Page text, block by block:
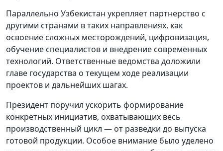
Параллельно Узбекистан укрепляет партнерство с
другими странами в таких направлениях, как
освоение сложных месторождений, цифровизация,
обучение специалистов и внедрение современных
технологий. Ответственные ведомства доложили
главе государства о текущем ходе реализации
проектов и дальнейших шагах.
Президент поручил ускорить формирование
конкретных инициатив, охватывающих весь
производственный цикл — от разведки до выпуска
готовой продукции. Особое внимание было уделено